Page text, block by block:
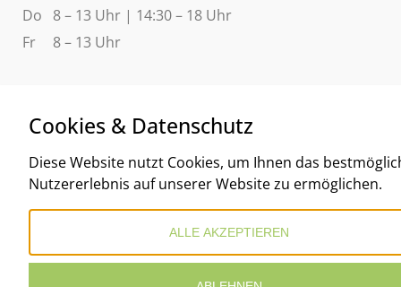
Do
8 – 13 Uhr | 14:30 – 18 Uhr
Fr
8 – 13 Uhr
Cookies & Datenschutz
Diese Website nutzt Cookies, um Ihnen das
Nutzererlebnis auf unserer Website zu ermöglichen.
ALLE AKZEPTIEREN